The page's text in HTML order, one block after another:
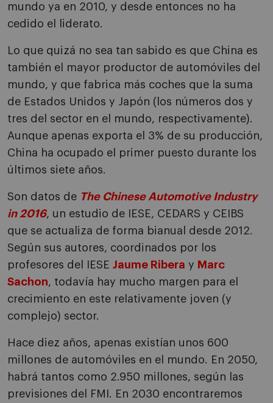
mundo ya en 2010, y desde entonces no ha
cedido el liderato.
Lo que quizá no sea tan sabido es que China es
también el mayor productor de automóviles del
mundo, y que fabrica más coches que la suma
de Estados Unidos y Japón (los números dos y
tres del sector en el mundo, respectivamente).
Aunque apenas exporta el 3% de su producción,
China ha ocupado el primer puesto durante los
últimos siete años.
Son datos de The Chinese Automotive Industry
in 2016, un estudio de IESE, CEDARS y CEIBS
que se actualiza de forma bianual desde 2012.
Según sus autores, coordinados por los
profesores del IESE Jaume Ribera y Marc
Sachon, todavía hay mucho margen para el
crecimiento en este relativamente joven (y
complejo) sector.
Hace diez años, apenas existían unos 600
millones de automóviles en el mundo. En 2050,
habrá tantos como 2.950 millones, según las
previsiones del FMI. En 2030 encontraremos